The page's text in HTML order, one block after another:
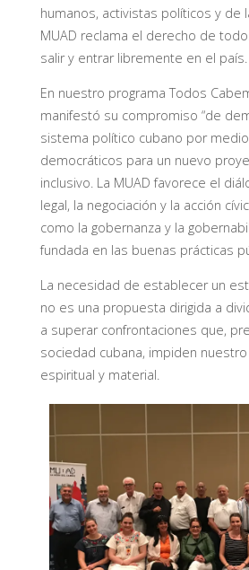
humanos, activistas políticos y de
MUAD reclama el derecho de
salir y entrar libremente en el país.
En nuestro programa Todos
manifestó su compromiso “de
sistema político cubano por
democráticos para un nuevo
inclusivo. La MUAD favorece el
legal, la negociación y la acción
como la gobernanza y la
fundada en las buenas prácticas
La necesidad de establecer un
no es una propuesta dirigida a
a superar confrontaciones que,
sociedad cubana, impiden
espiritual y material.